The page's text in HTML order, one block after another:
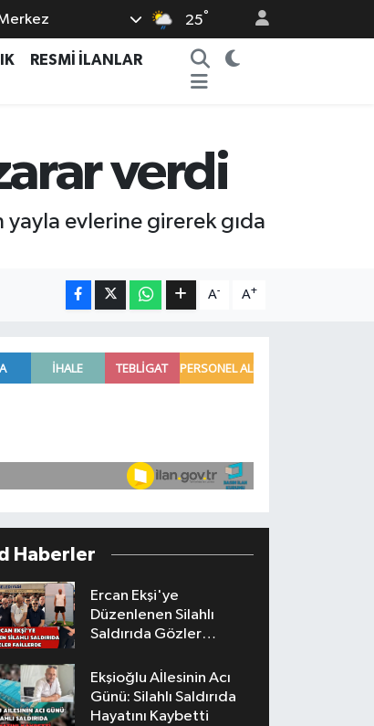
25°
RESMİ İLANLAR
verdi
yayla evlerine girerek gıda
A- A+
Haberler
Ercan Ekşi'ye
Düzenlenen Silahlı
Saldırıda Gözler
Ekşioğlu Aİlesinin Acı
Günü: Silahlı Saldırıda
Hayatını Kaybetti